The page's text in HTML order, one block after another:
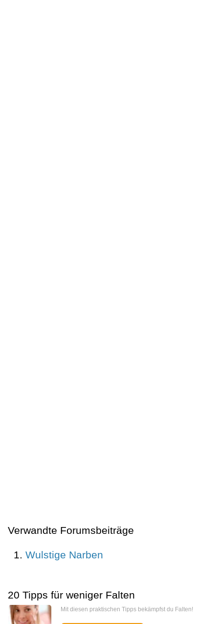
Verwandte Forumsbeiträge
Wulstige Narben
20 Tipps für weniger Falten
Mit diesen praktischen Tipps bekämpfst du Falten!